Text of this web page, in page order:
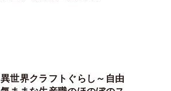
異世界クラフトぐらし～自由